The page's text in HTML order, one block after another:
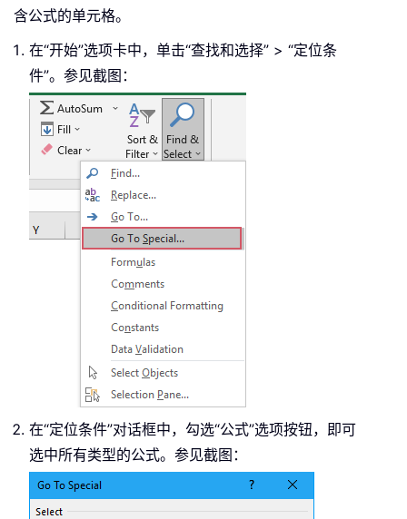
含公式的单元格。
在“开始”选项卡中，单击“查找和选择” > “定位条
件”。参见截图：
在“定位条件”对话框中，勾选“公式”选项按钮，即可
选中所有类型的公式。参见截图：